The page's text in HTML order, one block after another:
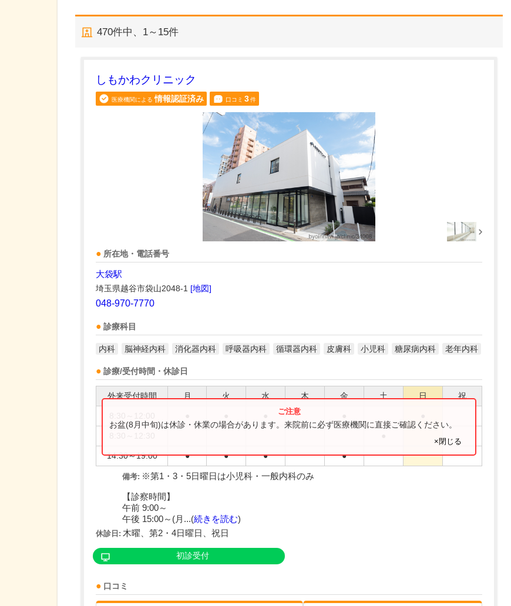
470件中、 1～15件
しもかわクリニック
医療機関による 情報認証済み 口コミ 3件
所在地・電話番号
大袋駅
埼玉県越谷市袋山2048-1 [地図]
048-970-7770
診療科目
内科 脳神経内科 消化器内科 呼吸器内科 循環器内科 皮膚科 小児科 糖尿病内科 老年内科
診療/受付時間・休診日
外来受付時間 月 火 水 木 金 土 日 祝
14:30～19:00 ● ● ● ●
お盆(8月中旬)は休診・休業の場合があります。来院前に必ず医療機関に直接ご確認ください。
×閉じる
備考: ※第1・3・5日曜日は小児科・一般内科のみ
【診察時間】
午前 9:00～
午後 15:00～(月...(続きを読む)
休診日: 木曜、第2・4日曜日、祝日
初診受付
口コミ
できる体制を整えている